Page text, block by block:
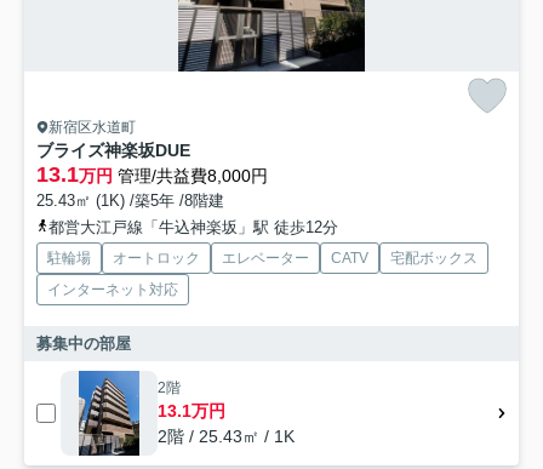
新宿区水道町
ブライズ神楽坂DUE
13.1万円 管理/共益費8,000円
25.43㎡ (1K) /築5年 /8階建
都営大江戸線「牛込神楽坂」駅 徒歩12分
駐輪場 オートロック エレベーター CATV
宅配ボックス
インターネット対応
募集中の部屋
2階
13.1万円
2階 / 25.43㎡ / 1K